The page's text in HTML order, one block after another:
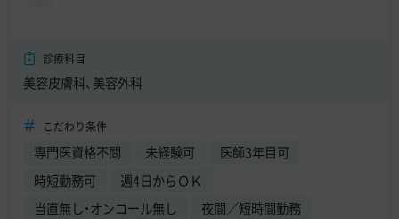
診療科目
美容皮膚科、美容外科
こだわり条件
専門医資格不問 未経験可
医師3年目可
時短勤務可
週4日からＯＫ
当直無し・オンコール無し
夜間／短時間勤務